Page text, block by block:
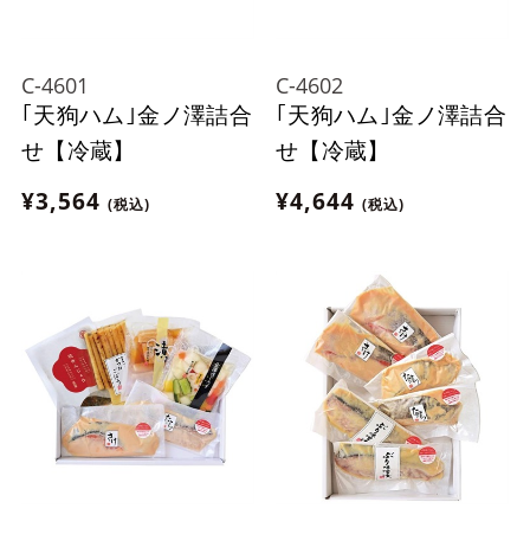
C-4601
｢天狗ハム｣金ノ澤詰合
せ【冷蔵】
¥3,564 (税込)
C-4602
｢天狗ハム｣金ノ澤詰合
せ【冷蔵】
¥4,644 (税込)